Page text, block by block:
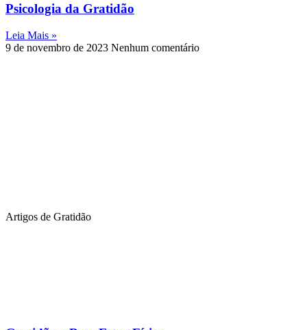
Psicologia da Gratidão
Leia Mais »
9 de novembro de 2023 Nenhum comentário
Artigos de Gratidão